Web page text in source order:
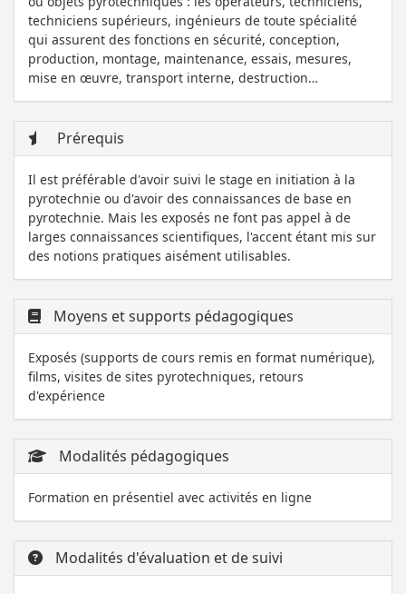
techniciens supérieurs, ingénieurs de toute spécialité
qui assurent des fonctions en sécurité, conception,
production, montage, maintenance, essais, mesures,
mise en œuvre, transport interne, destruction…
Prérequis
Il est préférable d'avoir suivi le stage en initiation à la
pyrotechnie ou d'avoir des connaissances de base en
pyrotechnie. Mais les exposés ne font pas appel à de
larges connaissances scientifiques, l'accent étant mis sur
des notions pratiques aisément utilisables.
Moyens et supports pédagogiques
Exposés (supports de cours remis en format numérique),
films, visites de sites pyrotechniques, retours
d'expérience
Modalités pédagogiques
Formation en présentiel avec activités en ligne
Modalités d'évaluation et de suivi